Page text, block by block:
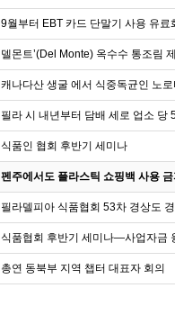
9월부터 EBT 카드 단말기 사용 유료
델몬트’(Del Monte) 옥수수 통조림
캐나다산 생굴 에서 식중독균인 노
필라 시 내년부터 담배 세로 업소 당
식품인 협회 후반기 세미나
펜주에서도 플라스틱 쇼핑백 사용
필라델피아 식품협회 53차 경상도
식품협회 후반기 세미나—사업자금
총연 동북부 지역 챕터 대표자 회의